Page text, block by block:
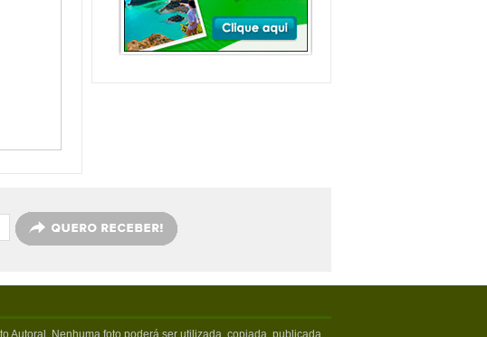
Florianópolis com
crianças: as melhores
5 PRAIAS DE FLORIPA
Autoral. Nenhuma foto poderá ser utilizada, copiada, publicada